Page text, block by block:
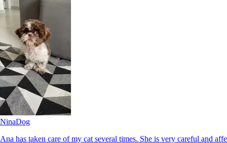
Milano, 20142
a 4,2 km di distanza
40 €da
Si è preso cura di
KiraJack Russell
NinaDog
Ana has taken care of my cat several times. She is very careful and